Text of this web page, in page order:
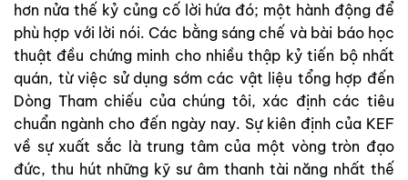
hơn nửa thế kỷ củng cố lời hứa đó; một hành động để
phù hợp với lời nói. Các bằng sáng chế và bài báo học
thuật đều chứng minh cho nhiều thập kỷ tiến bộ nhất
quán, từ việc sử dụng sớm các vật liệu tổng hợp đến
Dòng Tham chiếu của chúng tôi, xác định các tiêu
chuẩn ngành cho đến ngày nay. Sự kiên định của KEF
về sự xuất sắc là trung tâm của một vòng tròn đạo
đức, thu hút những kỹ sư âm thanh tài năng nhất thế